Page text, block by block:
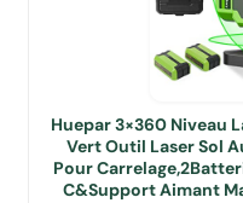
Huepar 3×360 Niveau
Vert Outil Laser Sol
Pour
C&Support Aimant